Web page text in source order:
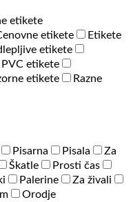
etikete
etikete
Etikete
etikete
etikete
etikete
Razne
Pisarna Pisala
Za
Škatle
Prosti čas
Palerine
Za živali
Orodje